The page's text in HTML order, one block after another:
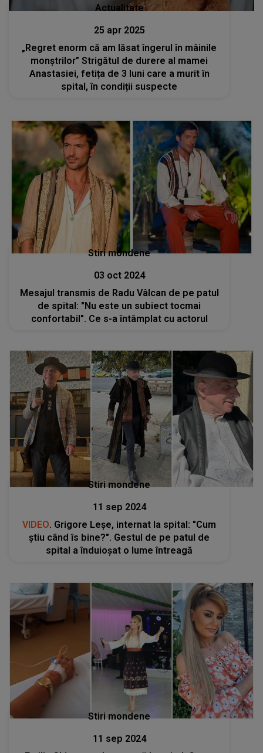
Actualitate
25 apr 2025
„Regret enorm că am lăsat îngerul în mâinile
monștrilor” Strigătul de durere al mamei
Anastasiei, fetița de 3 luni care a murit în
spital, în condiții suspecte
Stiri mondene
03 oct 2024
Mesajul transmis de Radu Vâlcan de pe patul
de spital: "Nu este un subiect tocmai
confortabil". Ce s-a întâmplat cu actorul
Stiri mondene
11 sep 2024
VIDEO. Grigore Leșe, internat la spital: "Cum
știu când îs bine?". Gestul de pe patul de
spital a înduioşat o lume întreagă
Stiri mondene
11 sep 2024